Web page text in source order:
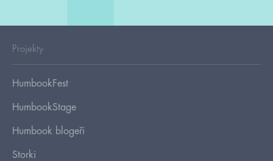
Projekty
HumbookFest
HumbookStage
Humbook blogeři
Storki